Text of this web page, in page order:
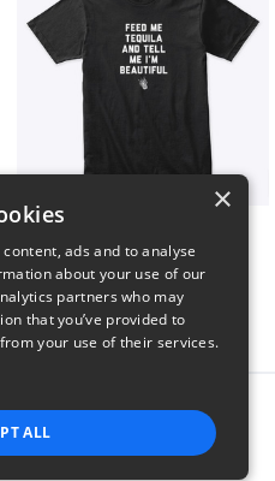
$30
this product
×
ads and to analyse
about your use of our
partners who may
that you’ve provided to
your use of their services.
ALL